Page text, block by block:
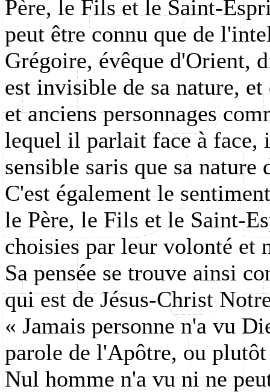
Père, le Fils et le Saint-
peut être connu que de
Grégoire, évêque d'Orient,
est invisible de sa nature,
et anciens personnages
lequel il parlait face à face,
sensible saris que sa
C'est également le
le Père, le Fils et le Saint-
choisies par leur volonté et
Sa pensée se trouve ainsi
qui est de Jésus-Christ
« Jamais personne n'a vu
parole de l'Apôtre, ou
Nul homme n'a vu ni ne